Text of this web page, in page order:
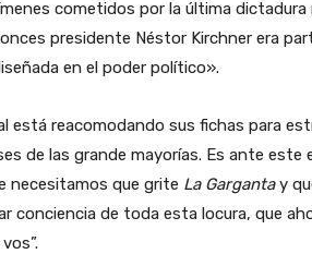
cometidos por la última dictadura
presidente Néstor Kirchner era
en el poder político».
está reacomodando sus fichas para
de las grande mayorías. Es ante este
necesitamos que grite La Gargantay
conciencia de toda esta locura, que